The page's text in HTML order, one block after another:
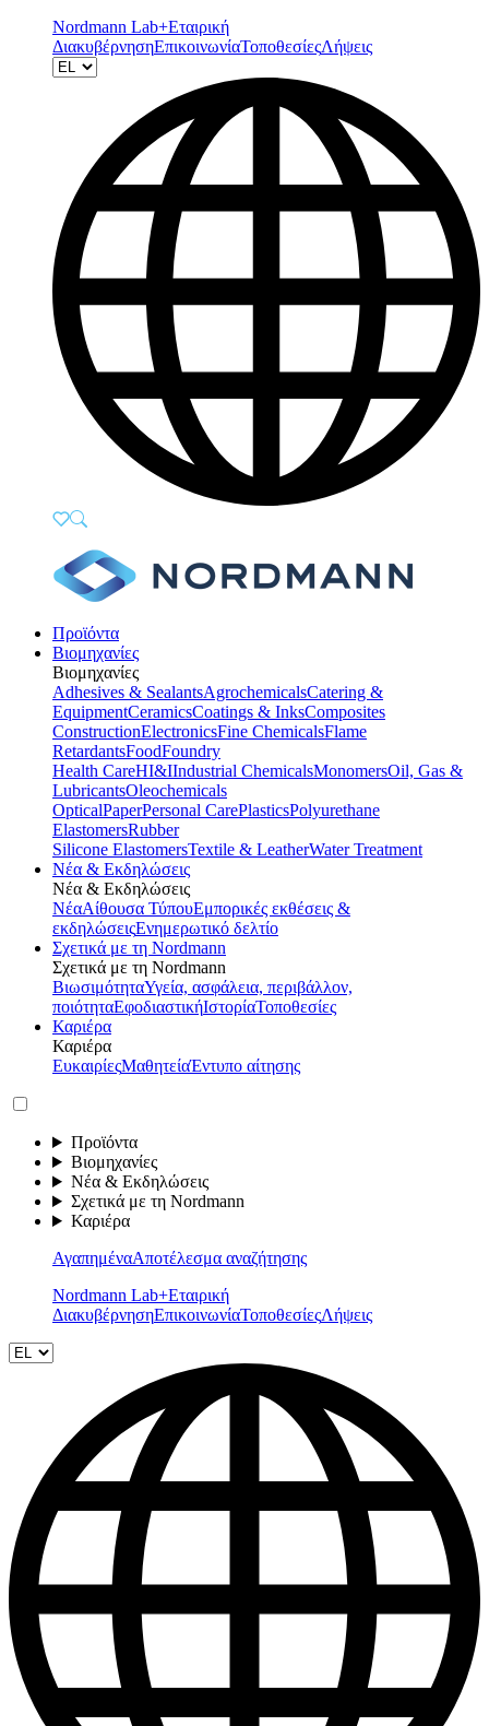
Nordmann Lab+Εταιρική
ΔιακυβέρνησηΕπικοινωνίαΤοποθεσίεςΛήψεις
Προϊόντα
Βιομηχανίες
Βιομηχανίες
Adhesives & SealantsAgrochemicalsCatering &
EquipmentCeramicsCoatings & InksComposites
ConstructionElectronicsFine ChemicalsFlame
RetardantsFoodFoundry
Health CareHI&IIndustrial ChemicalsMonomersOil, Gas &
LubricantsOleochemicals
OpticalPaperPersonal CarePlasticsPolyurethane
ElastomersRubber
Silicone ElastomersTextile & LeatherWater Treatment
Νέα & Εκδηλώσεις
Νέα & Εκδηλώσεις
ΝέαΑίθουσα ΤύπουΕμπορικές εκθέσεις &
εκδηλώσειςΕνημερωτικό δελτίο
Σχετικά με τη Nordmann
Σχετικά με τη Nordmann
ΒιωσιμότηταΥγεία, ασφάλεια, περιβάλλον,
ποιότηταΕφοδιαστικήΙστορίαΤοποθεσίες
Καριέρα
Καριέρα
ΕυκαιρίεςΜαθητείαΈντυπο αίτησης
Προϊόντα
Βιομηχανίες
Νέα & Εκδηλώσεις
Σχετικά με τη Nordmann
Καριέρα
ΑγαπημέναΑποτέλεσμα αναζήτησης
Nordmann Lab+Εταιρική
ΔιακυβέρνησηΕπικοινωνίαΤοποθεσίεςΛήψεις